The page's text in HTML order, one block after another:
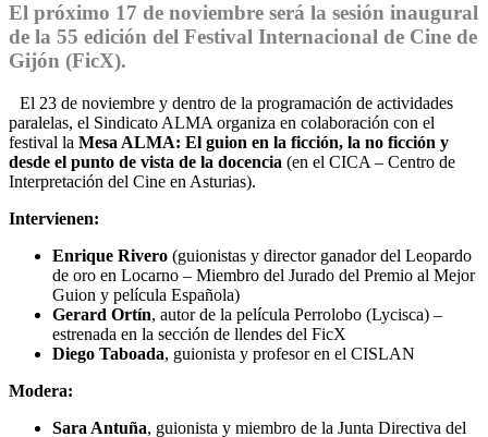
El próximo 17 de noviembre será la sesión inaugural
de la 55 edición del Festival Internacional de Cine de
Gijón (FicX).
El 23 de noviembre y dentro de la programación de actividades
paralelas, el Sindicato ALMA organiza en colaboración con el
festival la Mesa ALMA: El guion en la ficción, la no ficción y
desde el punto de vista de la docencia (en el CICA – Centro de
Interpretación del Cine en Asturias).
Intervienen:
Enrique Rivero (guionistas y director ganador del Leopardo
de oro en Locarno – Miembro del Jurado del Premio al Mejor
Guion y película Española)
Gerard Ortín, autor de la película Perrolobo (Lycisca) –
estrenada en la sección de llendes del FicX
Diego Taboada, guionista y profesor en el CISLAN
Modera:
Sara Antuña, guionista y miembro de la Junta Directiva del